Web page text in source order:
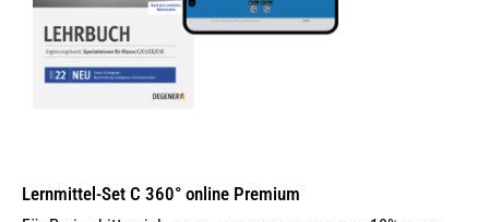
Lernmittel-Set C 360° online Premium